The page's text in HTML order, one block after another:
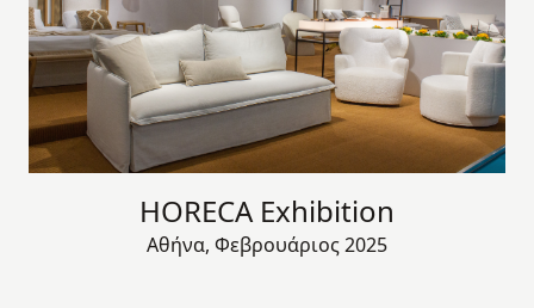
HORECA Exhibition
Αθήνα, Φεβρουάριος 2025